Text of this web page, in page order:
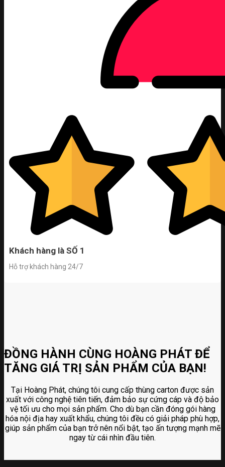
Khách hàng là SỐ 1
Hỗ trợ khách hàng 24/7
ĐỒNG HÀNH CÙNG HOÀNG PHÁT ĐỂ
TĂNG GIÁ TRỊ SẢN PHẨM CỦA BẠN!
Tại Hoàng Phát, chúng tôi cung cấp thùng carton được sản
xuất với công nghệ tiên tiến, đảm bảo sự cứng cáp và độ bảo
vệ tối ưu cho mọi sản phẩm. Cho dù bạn cần đóng gói hàng
hóa nội địa hay xuất khẩu, chúng tôi đều có giải pháp phù hợp,
giúp sản phẩm của bạn trở nên nổi bật, tạo ấn tượng mạnh mẽ
ngay từ cái nhìn đầu tiên.